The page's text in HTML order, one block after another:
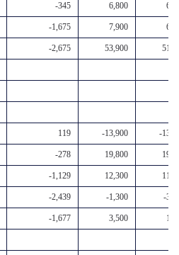
-345 6,800
-1,675 7,900
-2,675 53,900
119 -13,900 -
-278 19,800
-1,129 12,300
-2,439 -1,300 -
-1,677 3,500